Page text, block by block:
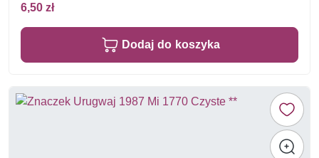
6,50 zł
Dodaj do koszyka